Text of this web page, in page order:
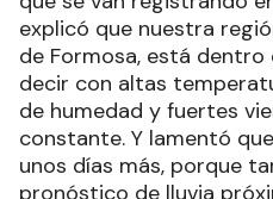
explicó que nuestra
de Formosa, está dentro
decir con altas
de humedad y fuertes
constante. Y lamentó
unos días más, porque
pronóstico de lluvia